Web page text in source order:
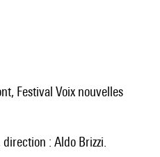
Festival Voix nouvelles
: Aldo Brizzi.